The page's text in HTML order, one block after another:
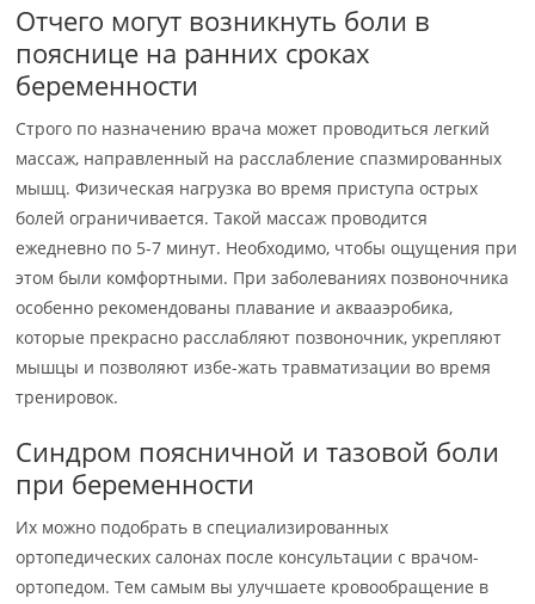
Отчего могут возникнуть боли в
пояснице на ранних сроках
беременности
Строго по назначению врача может проводиться легкий
массаж, направленный на расслабление спазмированных
мышц. Физическая нагрузка во время приступа острых
болей ограничивается. Такой массаж проводится
ежедневно по 5-7 минут. Необходимо, чтобы ощущения при
этом были комфортными. При заболеваниях позвоночника
особенно рекомендованы плавание и аквааэробика,
которые прекрасно расслабляют позвоночник, укрепляют
мышцы и позволяют избе-жать травматизации во время
тренировок.
Синдром поясничной и тазовой боли
при беременности
Их можно подобрать в специализированных
ортопедических салонах после консультации с врачом-
ортопедом. Тем самым вы улучшаете кровообращение в